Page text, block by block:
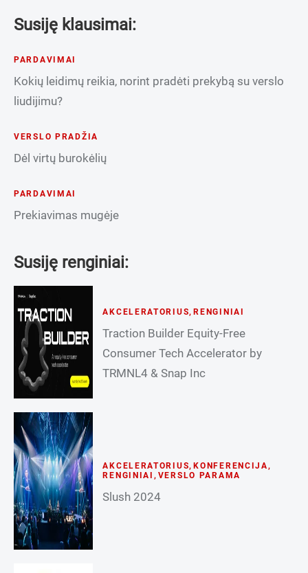
Susiję klausimai:
PARDAVIMAI
Kokių leidimų reikia, norint pradėti prekybą su verslo
liudijimu?
VERSLO PRADŽIA
Dėl virtų burokėlių
PARDAVIMAI
Prekiavimas mugėje
Susiję renginiai:
AKCELERATORIUS, RENGINIAI
Traction Builder Equity-Free
Consumer Tech Accelerator by
TRMNL4 & Snap Inc
AKCELERATORIUS, KONFERENCIJA,
RENGINIAI , VERSLO PARAMA
Slush 2024